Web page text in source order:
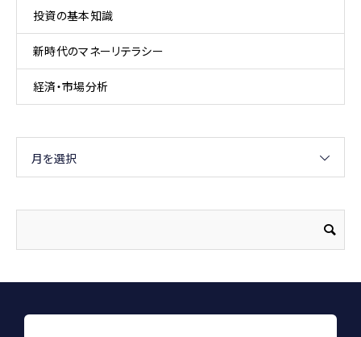
投資の基本知識
新時代のマネーリテラシー
経済・市場分析
月を選択